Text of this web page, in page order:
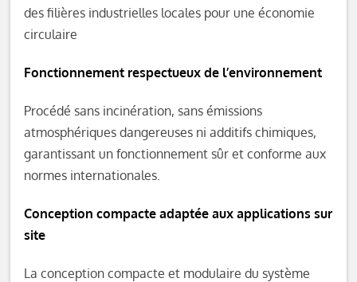
des filières industrielles locales pour une économie
circulaire
Fonctionnement respectueux de l’environnement
Procédé sans incinération, sans émissions
atmosphériques dangereuses ni additifs chimiques,
garantissant un fonctionnement sûr et conforme aux
normes internationales.
Conception compacte adaptée aux applications sur
site
La conception compacte et modulaire du système